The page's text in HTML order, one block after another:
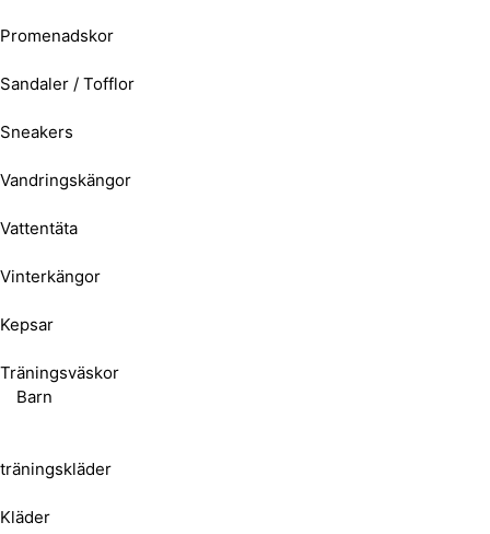
Promenadskor
Sandaler / Tofflor
Sneakers
Vandringskängor
Vattentäta
Vinterkängor
Kepsar
Träningsväskor
Barn
träningskläder
Kläder